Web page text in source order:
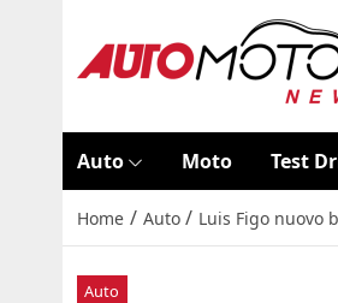
Auto Moto Test
Home / Auto / Luis Figo nuovo
Auto